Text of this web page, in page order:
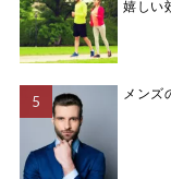
嬉しい
メンズ